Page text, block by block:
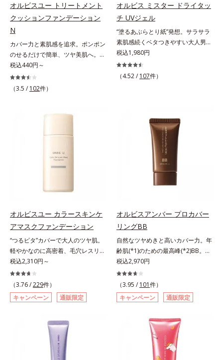
することを防止し、細かい毛穴汚れ
をごっそりするん！角栓溶解オイル
(*4)が詰まりや黒ずみも溶かして、
毛穴の目立ちにくいすべすべ肌に洗
い上げます。大人肌のためのくすみ
(*5)を晴らすアプローチによって圧
立ち(*6)や乾燥によるくすみをケア
し、毎日のメイクが楽しくなる晴れ
成独自の（Ｃ１２－２０）アルキル
ルから、汚れをはね返す水の膜をつ
点、J－GLOBALによる自社調べ）
*2 オルビス内でかつてないオイル
による*6 キメの乱れによる＜使用
量目安＞適量＜使用ステップ＞オル
ビス ザ クレンジング オイル ⇒
洗顔料 ⇒ 化粧水 ⇒ 保湿液
※W洗顔が必要です＜使用方法＞1.
適量（2プッシュ程度）をとり、手
のひら全体にさっと広げます。2.肌
の上で軽くらせんを描くように、メ
イクとよくなじませます。※落ちに
にとり、メイクとしっかりなじませ
てください。3.メイクとなじんだ
ら、水またはぬるま湯でよく洗い流
します。4.その後、洗顔料で洗顔し
計"。見えているシワはもちろん、
自分では気づきにくい死角のシワの
改善にも効果を発揮します。*1 メ
ラニンの生成を抑え、シミ・ソバカ
スを防ぐ*2 ナイアシンアミド（有
トステロール、水（基剤）、
BG（保湿）*3 角層まで*4 K石けん
方との比較*6 ドクダミエキス、シ
クロヘキサンジカルボン酸ビスエト
キシジグリコール（保湿）＜使用量
目安＞パール1粒程度＜ご使用ステ
ップ＞洗顔料 ⇒ 化粧水 ⇒ ザ リン
クルセラム ⇒ 保湿液＜1商品あたり
の使用回数＞通常サイズ：約90回
い情報は商品ページをご覧くださ
い。・BEAUTY夏祭りは、こちら
オルビスユー トリートメント
クッションファンデーション
N
カバー力と素肌感を追求。ポンポン
のせるだけで簡単、ツヤ美肌へ。カ
バー力と素肌感を両立する、簡単ツ
ヤ美肌クッションファンデーション
です。多方向へ光を拡散し、高いソ
との親和性が高いアミノ酸系パウダ
み、厚塗り感なくピタッと密着しま
ムラなどの大人の肌悩みをポンポン
するだけで簡単にカバーし、まるで
な、うるツヤ美肌を演出します。*
良くする仕上がり向上粉体
税込440円～
（3.5 / 102件）
オルビス ミスター ドライタッ
チ UVジェル
“塗るあぶらとり紙”発想。サラサラ
素肌感続くベタつきやすい大人男性
肌のための日焼け止めジェル。メン
ズブランド「オルビス ミスター」
の日焼け止めです。SPF50+・
だけます。高いUVカット力を持つ
アイテムは本来多くのオイルが必要
ですが、オルビス ミスターは少な
いオイル(*1)でも多くのUVカット成
分を抱え込む技術を採用しました。
さらに皮脂吸着パウダー(*2)も配
合。ベタつきにくいみずみずしい使
ようなサラサラ肌が続きます。大人
男性の悩み、シミ(*3)とテカリ(*4)
の両方に応えるアイテムです。*1
自社比較*2 アクリレーツコポリマ
ー配合＝化粧持ち向上成分*3 日焼
けによるシミ予防*4 皮脂吸着によ
るテカリ防止
税込1,980円
（4.52 / 107件）
オルビスユー カラースキンケ
アマスクファンデーション
“つるピタ”カバーで大人のツヤ肌。
軽やかなのに高密着、毛穴レスリキ
ッドファンデ。みずみずしく、とけ
込むように密着カバー毛穴レスでな
めらかな質感美へ導く、リキッドフ
ァンデーション「カバーはしたいけ
ど厚塗り感はイヤ」「素肌がもとも
なお客様の声から誕生した、軽やか
なのにピタッと密着し、肌悩み
を“つるん”と隠すリキッドファンデ
ーションです。年齢とともに増えて
税込2,310円～
（3.76 /229件）
キャンペーン
通販限定
オルビスアンバー プロカバー
リングBB
自然なツヤめきと高いカバー力。年
齢肌(*1)のための最高峰(*2)BB。年
齢肌(*1)のための最高峰(*2)BBクリ
ームです。肌のアラを光でふわりと
とばし、くすみや凹凸も軽やかにカ
バー。さらに厚みのあるテクスチャ
ーが均一にのび広がり、しっかりカ
す。年齢肌による黄ぐすみや血色の
悪さに対応した色設計で、白浮きせ
ずパッと明るい印象を叶えます。こ
れ1本で、日中美容クリーム・日焼
税込2,970円
（3.95 / 101件）
キャンペーン
通販限定